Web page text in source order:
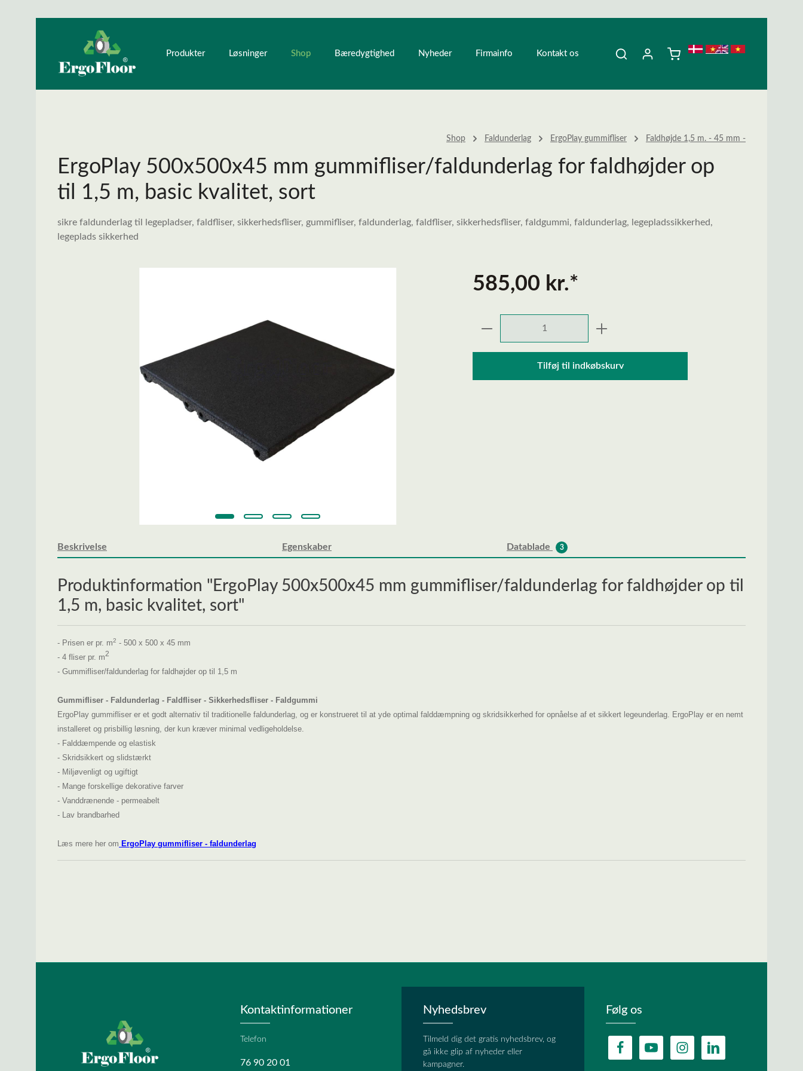
Gå til hovednavigation
Produkter Løsninger Bæredygtighed Nyheder Firmainfo Kontakt os
Shop Faldunderlag ErgoPlay gummifliser Faldhøjde 1,5 m. - 45 mm -
ErgoPlay 500x500x45 mm gummifliser/faldunderlag for faldhøjder op
til 1,5 m, basic kvalitet, sort
sikre faldunderlag til legepladser, faldfliser, sikkerhedsfliser, gummifliser, faldunderlag, faldfliser, sikkerhedsfliser, faldgummi, faldunderlag, legepladssikkerhed,
legeplads sikkerhed
585,00 kr.*
Produktmængde: Indtast den ønskede mængde,
Tilføj til indkøbskurv
Beskrivelse Egenskaber Datablade 3
Produktinformation "ErgoPlay 500x500x45 mm gummifliser/faldunderlag for faldhøjder op til
1,5 m, basic kvalitet, sort"
- Prisen er pr. m2 - 500 x 500 x 45 mm
- 4 fliser pr. m2
- Gummifliser/faldunderlag for faldhøjder op til 1,5 m
Gummifliser - Faldunderlag - Faldfliser - Sikkerhedsfliser - Faldgummi
ErgoPlay gummifliser er et godt alternativ til traditionelle faldunderlag, og er konstrueret til at yde optimal falddæmpning og skridsikkerhed for opnåelse af et sikkert legeunderlag. ErgoPlay er en nemt
installeret og prisbillig løsning, der kun kræver minimal vedligeholdelse.
- Falddæmpende og elastisk
- Skridsikkert og slidstærkt
- Miljøvenligt og ugiftigt
- Mange forskellige dekorative farver
- Vanddrænende - permeabelt
- Lav brandbarhed
Læs mere her om ErgoPlay gummifliser - faldunderlag
Kontaktinformationer
Telefon
76 90 20 01
Nyhedsbrev
Tilmeld dig det gratis nyhedsbrev, og
gå ikke glip af nyheder eller
kampagner.
Følg os